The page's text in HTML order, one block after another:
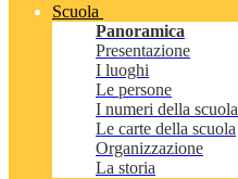
Scuola
Panoramica
Presentazione
I luoghi
Le persone
I numeri della scuola
Le carte della scuola
Organizzazione
La storia